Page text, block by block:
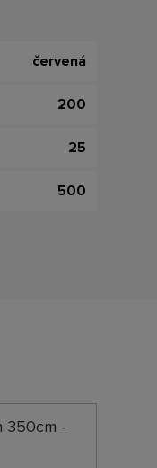
červená
200
25
500
350cm -